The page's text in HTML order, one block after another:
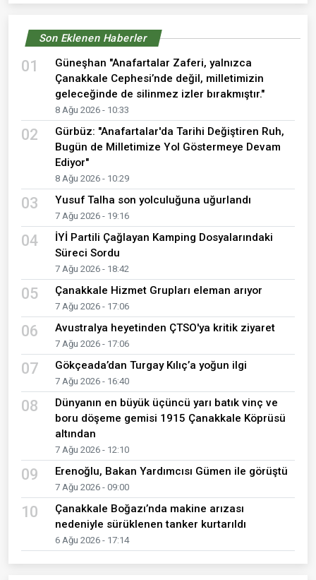
Son Eklenen Haberler
01
Güneşhan "Anafartalar Zaferi, yalnızca
Çanakkale Cephesi’nde değil, milletimizin
geleceğinde de silinmez izler bırakmıştır."
8 Ağu 2026 - 10:33
02
Gürbüz: "Anafartalar'da Tarihi Değiştiren Ruh,
Bugün de Milletimize Yol Göstermeye Devam
Ediyor"
8 Ağu 2026 - 10:29
03 Yusuf Talha son yolculuğuna uğurlandı
7 Ağu 2026 - 19:16
04
İYİ Partili Çağlayan Kamping Dosyalarındaki
Süreci Sordu
7 Ağu 2026 - 18:42
05 Çanakkale Hizmet Grupları eleman arıyor
7 Ağu 2026 - 17:06
06 Avustralya heyetinden ÇTSO'ya kritik ziyaret
7 Ağu 2026 - 17:06
07 Gökçeada’dan Turgay Kılıç’a yoğun ilgi
7 Ağu 2026 - 16:40
08
Dünyanın en büyük üçüncü yarı batık vinç ve
boru döşeme gemisi 1915 Çanakkale Köprüsü
altından
7 Ağu 2026 - 12:10
09 Erenoğlu, Bakan Yardımcısı Gümen ile görüştü
7 Ağu 2026 - 09:00
10
Çanakkale Boğazı’nda makine arızası
nedeniyle sürüklenen tanker kurtarıldı
6 Ağu 2026 - 17:14